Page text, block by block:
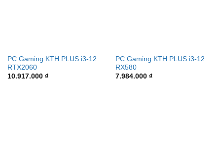
PC Gaming KTH PLUS i3-12
RTX2060
10.917.000 ₫
PC Gaming KTH PLUS i3-12
RX580
7.984.000 ₫